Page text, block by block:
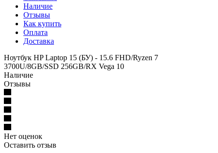
Наличие
Отзывы
Как купить
Оплата
Доставка
Ноутбук HP Laptop 15 (БУ) - 15.6 FHD/Ryzen 7
3700U/8GB/SSD 256GB/RX Vega 10
Наличие
Отзывы
Нет оценок
Оставить отзыв